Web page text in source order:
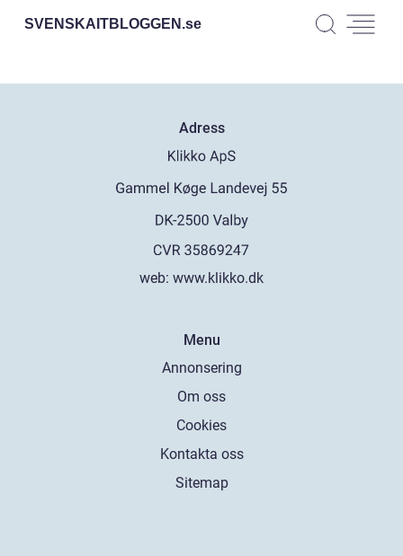
SVENSKAITBLOGGEN.se
Adress
web: www.klikko.dk
Menu
Annonsering
Om oss
Cookies
Kontakta oss
Sitemap